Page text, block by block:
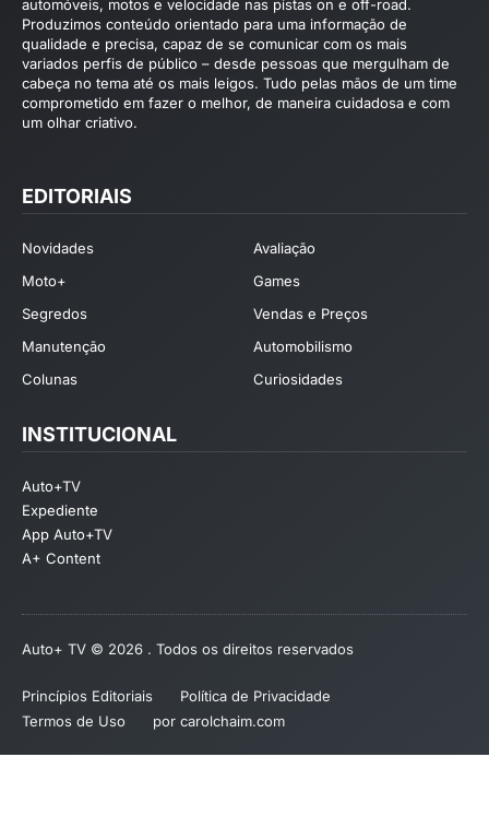
automóveis, motos e velocidade nas pistas on e off-road.
Produzimos conteúdo orientado para uma informação de
qualidade e precisa, capaz de se comunicar com os mais
variados perfis de público – desde pessoas que mergulham de
cabeça no tema até os mais leigos. Tudo pelas mãos de um time
comprometido em fazer o melhor, de maneira cuidadosa e com
um olhar criativo.
EDITORIAIS
Novidades
Avaliação
Moto+
Games
Segredos
Vendas e Preços
Manutenção
Automobilismo
Colunas
Curiosidades
INSTITUCIONAL
Auto+TV
Expediente
App Auto+TV
A+ Content
Auto+ TV © 2026 . Todos os direitos reservados
Princípios Editoriais
Política de Privacidade
Termos de Uso
por carolchaim.com